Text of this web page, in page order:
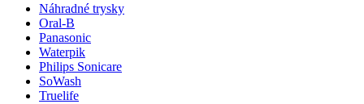
Náhradné trysky
Oral-B
Panasonic
Waterpik
Philips Sonicare
SoWash
Truelife